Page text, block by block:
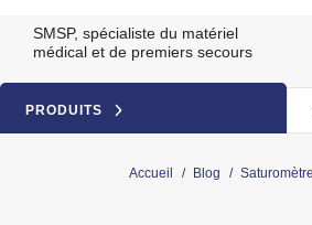
SMSP, spécialiste du matériel
médical et de premiers secours
PRODUITS
Accueil / Blog /